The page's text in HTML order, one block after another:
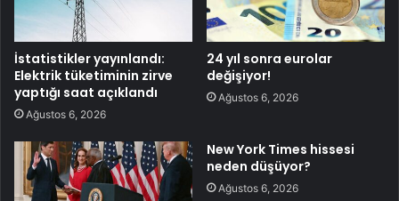
İstatistikler yayınlandı:
Elektrik tüketiminin zirve
yaptığı saat açıklandı
Ağustos 6, 2026
24 yıl sonra eurolar
değişiyor!
Ağustos 6, 2026
New York Times hissesi
neden düşüyor?
Ağustos 6, 2026